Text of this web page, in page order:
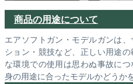
商品の用途について
エアソフトガン・モデルガンは
ション・競技など、正しい用途
な環境での使用は思わぬ事故に
身の用途に合ったモデルかどうか